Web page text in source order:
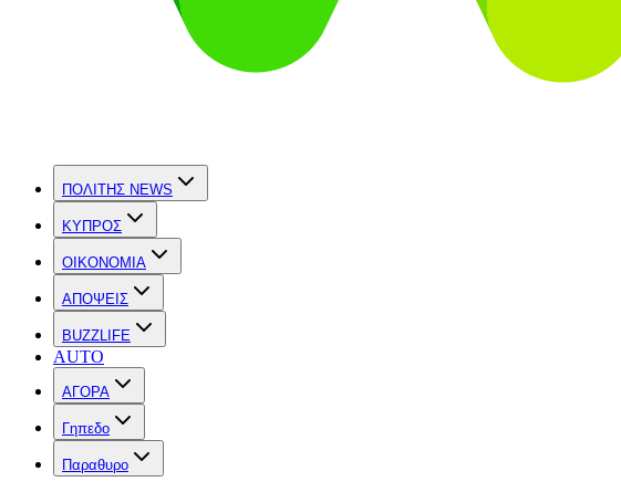
ΠΟΛΙΤΗΣ NEWS
ΚΥΠΡΟΣ
OIKONOMIA
ΑΠΟΨΕΙΣ
BUZZLIFE
AUTO
ΑΓΟΡΑ
Γηπεδο
Παραθυρο